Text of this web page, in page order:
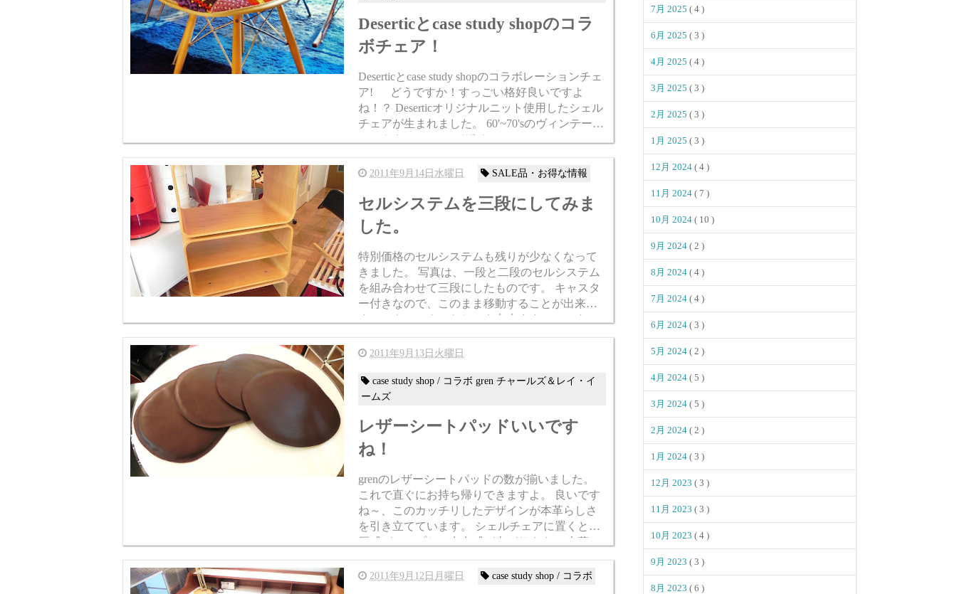
Deserticとcase study shopのコラ
ボチェア！
Deserticとcase study shopのコラボレーションチェ
ア! どうですか！すっごい格好良いですよ
ね！？ Deserticオリジナルニット使用したシェル
チェアが生まれました。 60'~70'sのヴィンテージ
ニットを、Deserticデザイ...
2011年9月14日水曜日 SALE品・お得な情報
セルシステムを三段にしてみま
した。
特別価格のセルシステムも残りが少なくなって
きました。 写真は、一段と二段のセルシステム
を組み合わせて三段にしたものです。 キャスタ
ー付きなので、このまま移動することが出来ま
す。（キャスターなしにも出来ます。） これで
お値段 ￥SOLD OUT! (定価￥118,700相当) ...
2011年9月13日火曜日
case study shop / コラボ gren チャールズ＆レイ・イ
ームズ
レザーシートパッドいいです
ね！
grenのレザーシートパッドの数が揃いました。
これで直ぐにお持ち帰りできますよ。 良いです
ね～、このカッチリしたデザインが本革らしさ
を引き立てています。 シェルチェアに置くと重
厚感がアップし、存在感が上がります。 本革の
特性上、変色や色落ちがありますが、それが良
さでもありますよ...
2011年9月12日月曜日 case study shop / コラボ
7月 2025 ( 4 )
6月 2025 ( 3 )
4月 2025 ( 4 )
3月 2025 ( 3 )
2月 2025 ( 3 )
1月 2025 ( 3 )
12月 2024 ( 4 )
11月 2024 ( 7 )
10月 2024 ( 10 )
9月 2024 ( 2 )
8月 2024 ( 4 )
7月 2024 ( 4 )
6月 2024 ( 3 )
5月 2024 ( 2 )
4月 2024 ( 5 )
3月 2024 ( 5 )
2月 2024 ( 2 )
1月 2024 ( 3 )
12月 2023 ( 3 )
11月 2023 ( 3 )
10月 2023 ( 4 )
9月 2023 ( 3 )
8月 2023 ( 6 )